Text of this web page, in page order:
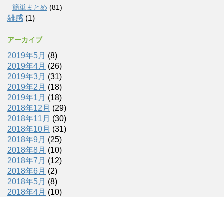
簡単まとめ (81)
雑感 (1)
アーカイブ
2019年5月 (8)
2019年4月 (26)
2019年3月 (31)
2019年2月 (18)
2019年1月 (18)
2018年12月 (29)
2018年11月 (30)
2018年10月 (31)
2018年9月 (25)
2018年8月 (10)
2018年7月 (12)
2018年6月 (2)
2018年5月 (8)
2018年4月 (10)